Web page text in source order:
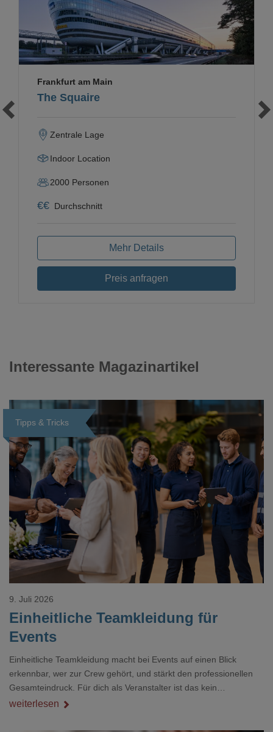
The Squaire
Frankfurt am Main
Zentrale Lage
Indoor Location
2000 Personen
€€ Durchschnitt
Mehr Details
Preis anfragen
Interessante Magazinartikel
Tipps & Tricks
Loading...
Einheitliche Teamkleidung für
Events
9. Juli 2026
Einheitliche Teamkleidung macht bei Events auf einen Blick
erkennbar, wer zur Crew gehört, und stärkt den professionellen
Gesamteindruck. Für dich als Veranstalter ist das kein
Nebenthema: Bei Textilien mit Stickerei oder mehreren
weiterlesen